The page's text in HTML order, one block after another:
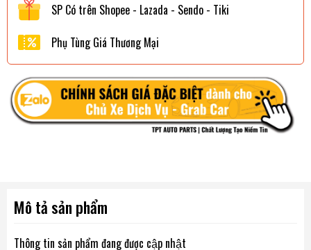
SP Có trên Shopee - Lazada - Sendo - Tiki
Phụ Tùng Giá Thương Mại
Mô tả sản phẩm
Thông tin sản phẩm đang được cập nhật